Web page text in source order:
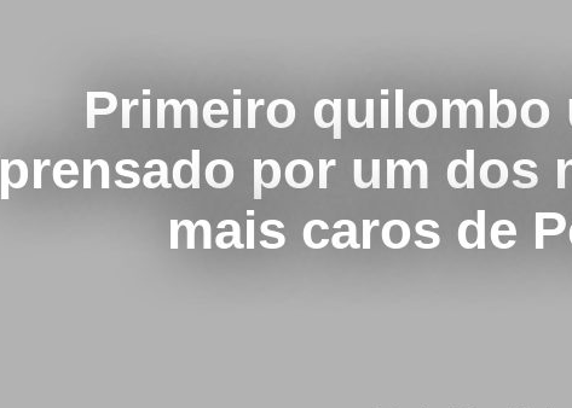
Primeiro quilombo
prensado por um dos
mais caros de